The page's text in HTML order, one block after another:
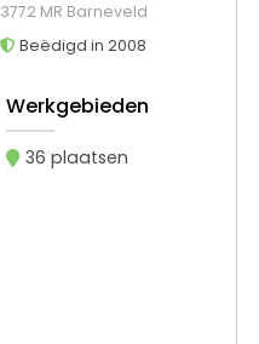
3772 MR Barneveld
Beëdigd in 2008
Werkgebieden
36 plaatsen